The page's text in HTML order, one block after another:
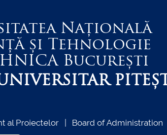
Națională
și Tehnologie
București
al Proiectelor Board of Administration